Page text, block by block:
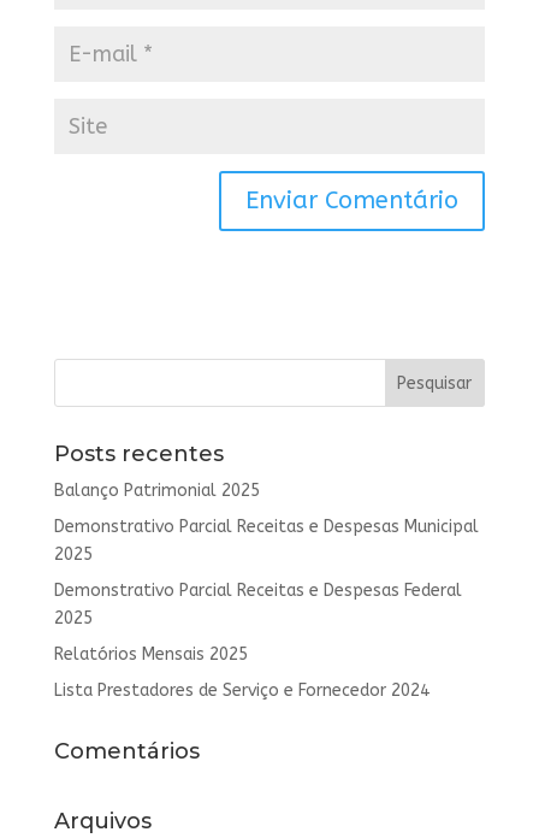
Posts recentes
Balanço Patrimonial 2025
Demonstrativo Parcial Receitas e Despesas Municipal
2025
Demonstrativo Parcial Receitas e Despesas Federal
2025
Relatórios Mensais 2025
Lista Prestadores de Serviço e Fornecedor 2024
Comentários
Arquivos